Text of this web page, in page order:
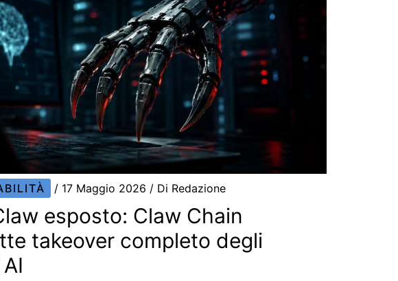
/ 17 Maggio 2026 / Di Redazione
esposto: Claw Chain
takeover completo degli